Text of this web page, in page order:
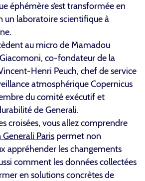
éphémère s’est transformée en
un laboratoire scientifique à
au micro de Mamadou
co-fondateur de la
Henri Peuch, chef de service
atmosphérique Copernicus
du comité exécutif et
de Generali.
croisées, vous allez comprendre
Generali Paris permet non
appréhender les changements
comment les données collectées
en solutions concrètes de